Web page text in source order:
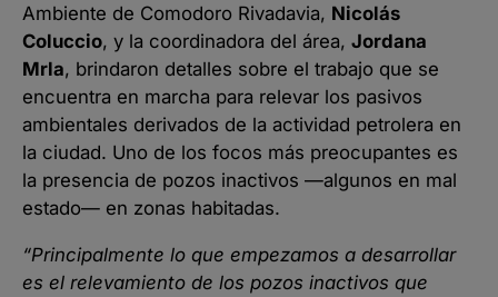
Ambiente de Comodoro Rivadavia, Nicolás
Coluccio, y la coordinadora del área, Jordana
Mrla, brindaron detalles sobre el trabajo que se
encuentra en marcha para relevar los pasivos
ambientales derivados de la actividad petrolera en
la ciudad. Uno de los focos más preocupantes es
la presencia de pozos inactivos —algunos en mal
estado— en zonas habitadas.
“Principalmente lo que empezamos a desarrollar
es el relevamiento de los pozos inactivos que